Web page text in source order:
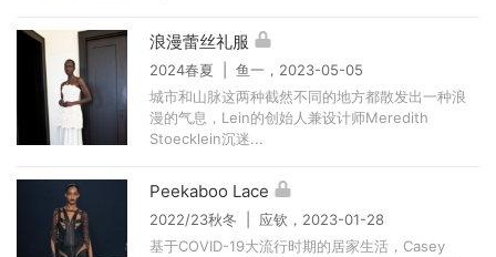
浪漫蕾丝礼服
2024春夏 | 鱼一，2023-05-05
城市和山脉这两种截然不同的地方都散发出一种浪
漫的气息，Lein的创始人兼设计师Meredith
Stoecklein沉迷...
Peekaboo Lace
2022/23秋冬 | 应钦，2023-01-28
基于COVID-19大流行时期的居家生活，Casey